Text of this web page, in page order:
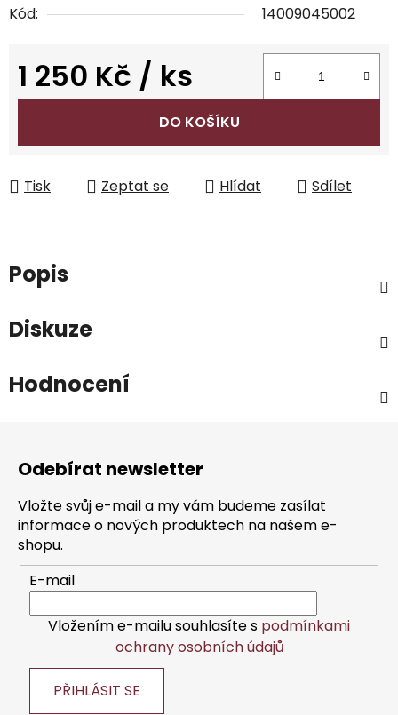
Kód:
14009045002
1 250 Kč / ks
Měrná cena:
DO KOŠÍKU
Tisk Zeptat se Hlídat Sdílet
Popis
Diskuze
Hodnocení
Odebírat newsletter
Vložte svůj e-mail a my vám budeme zasílat
informace o nových produktech na našem e-
shopu.
E-mail
Vložením e-mailu souhlasíte s podmínkami
ochrany osobních údajů
PŘIHLÁSIT SE